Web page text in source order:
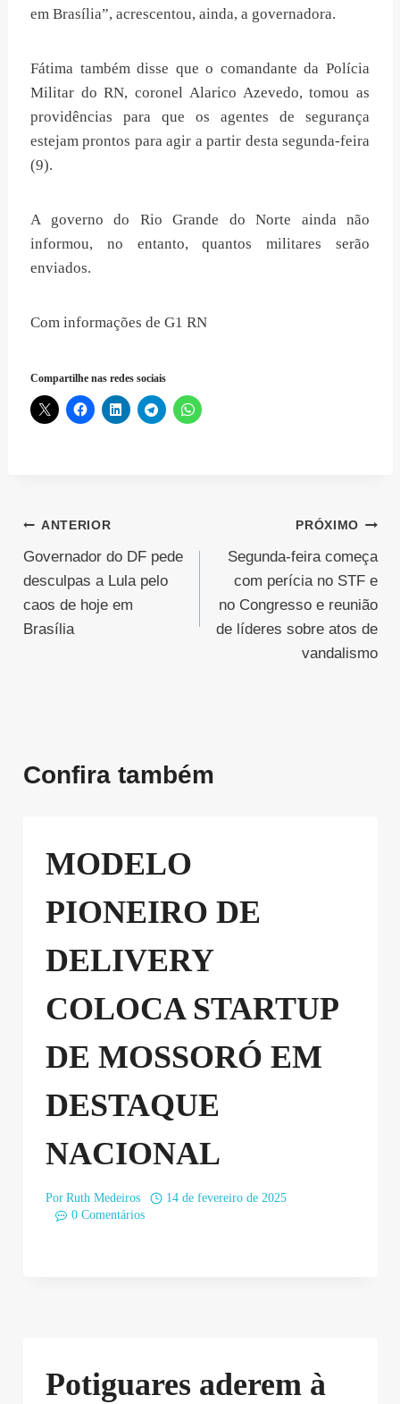
em Brasília”, acrescentou, ainda, a governadora.
Fátima também disse que o comandante da Polícia
Militar do RN, coronel Alarico Azevedo, tomou as
providências para que os agentes de segurança
estejam prontos para agir a partir desta segunda-feira
(9).
A governo do Rio Grande do Norte ainda não
informou, no entanto, quantos militares serão
enviados.
Com informações de G1 RN
Compartilhe nas redes sociais
Navegação
de
Post
ANTERIOR
Governador do DF pede
desculpas a Lula pelo
caos de hoje em
Brasília
PRÓXIMO
Segunda-feira começa
com perícia no STF e
no Congresso e reunião
de líderes sobre atos de
vandalismo
Confira também
MODELO
PIONEIRO DE
DELIVERY
COLOCA STARTUP
DE MOSSORÓ EM
DESTAQUE
NACIONAL
Por Ruth Medeiros
14 de fevereiro de 2025
0 Comentários
Potiguares aderem à